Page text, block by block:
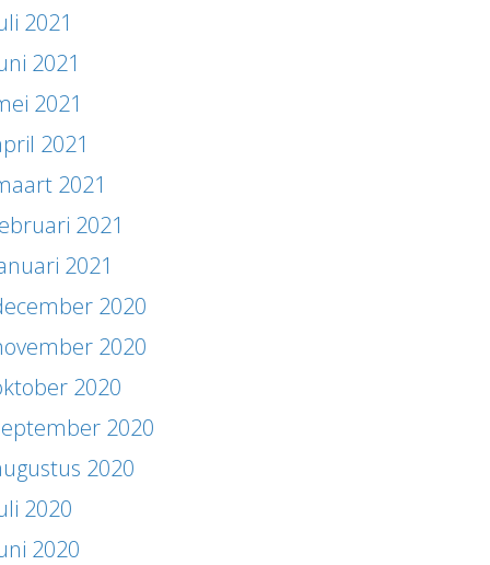
2021
2021
2021
2021
2021
2021
2021
2020
2020
2020
2020
2020
2020
2020